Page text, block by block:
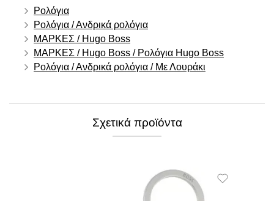
Ρολόγια
Ρολόγια / Ανδρικά ρολόγια
ΜΑΡΚΕΣ / Hugo Boss
ΜΑΡΚΕΣ / Hugo Boss / Ρολόγια Hugo Boss
Ρολόγια / Ανδρικά ρολόγια / Με Λουράκι
Σχετικά προϊόντα